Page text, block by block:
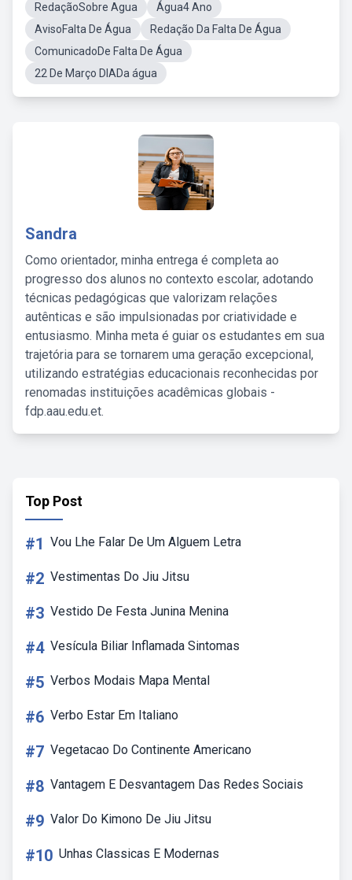
RedaçãoSobre Agua
Água4 Ano
AvisoFalta De Água
Redação Da Falta De Água
ComunicadoDe Falta De Água
22 De Março DIADa água
Sandra
Como orientador, minha entrega é completa ao
progresso dos alunos no contexto escolar, adotando
técnicas pedagógicas que valorizam relações
autênticas e são impulsionadas por criatividade e
entusiasmo. Minha meta é guiar os estudantes em sua
trajetória para se tornarem uma geração excepcional,
utilizando estratégias educacionais reconhecidas por
renomadas instituições acadêmicas globais -
fdp.aau.edu.et.
Top Post
#1 Vou Lhe Falar De Um Alguem Letra
#2 Vestimentas Do Jiu Jitsu
#3 Vestido De Festa Junina Menina
#4 Vesícula Biliar Inflamada Sintomas
#5 Verbos Modais Mapa Mental
#6 Verbo Estar Em Italiano
#7 Vegetacao Do Continente Americano
#8 Vantagem E Desvantagem Das Redes Sociais
#9 Valor Do Kimono De Jiu Jitsu
#10 Unhas Classicas E Modernas